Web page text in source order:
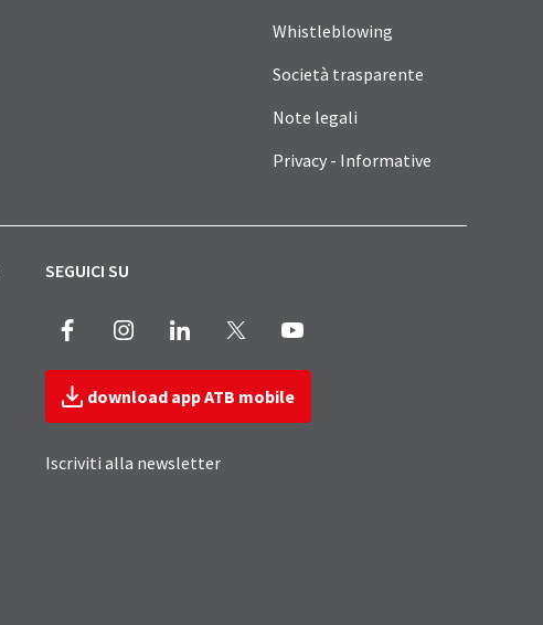
Whistleblowing
Società trasparente
Note legali
Privacy - Informative
SEGUICI SU
Facebook InstagramLinkedIn
download app ATB mobile
Iscriviti alla newsletter